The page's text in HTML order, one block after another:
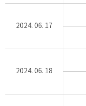
2024. 06. 17
2024. 06. 18